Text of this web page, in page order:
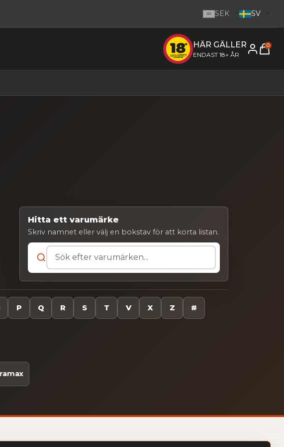
SEK SEK SV
& E juice inom 1-2 dagar. Gå till startsidanHÄR GÄLLER
ENDAST 18+ ÅR
0
Hitta ett varumärke
Skriv namnet eller välj en bokstav för att korta listan.
Sök efter varumärken...
P Q R S T V X Z #